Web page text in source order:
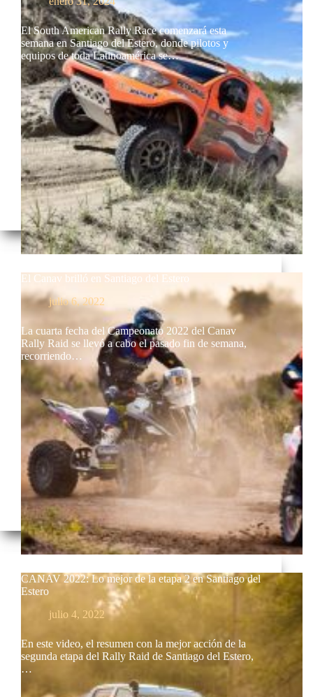
El South American Rally Race comenzará esta
semana en Santiago del Estero, donde pilotos y
equipos de toda Latinoamérica se…
El Canav brilló en Santiago del Estero
julio 6, 2022
La cuarta fecha del Campeonato 2022 del Canav
Rally Raid se llevó a cabo el pasado fin de semana,
recorriendo…
CANAV 2022: Lo mejor de la etapa 2 en Santiago del
Estero
julio 4, 2022
En este video, el resumen con la mejor acción de la
segunda etapa del Rally Raid de Santiago del Estero,
…